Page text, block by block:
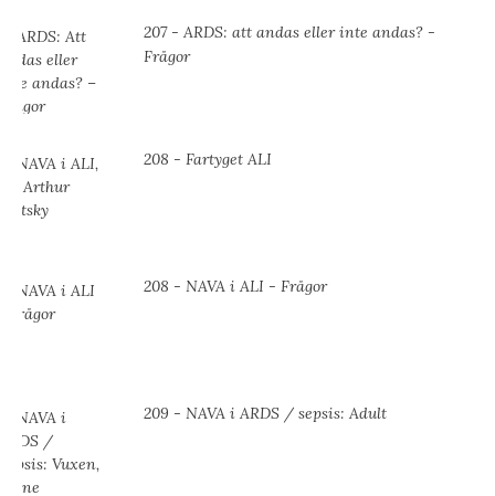
207 - ARDS: att andas eller inte andas? -
Frågor
208 - Fartyget ALI
208 - NAVA i ALI - Frågor
209 - NAVA i ARDS / sepsis: Adult